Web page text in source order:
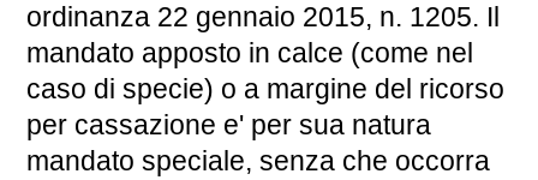
ordinanza 22 gennaio 2015, n. 1205. Il
mandato apposto in calce (come nel
caso di specie) o a margine del ricorso
per cassazione e' per sua natura
mandato speciale, senza che occorra